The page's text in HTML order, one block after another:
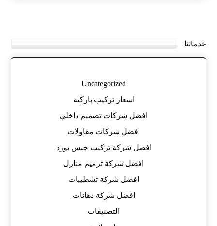
خدماتنا
Uncategorized
اسعار تركيب باركيه
افضل شركات تصميم داخلي
افضل شركات مقاولات
افضل شركة تركيب جبس بورد
افضل شركة ترميم منازل
افضل شركة تشطيبات
افضل شركة دهانات
التصنيفات